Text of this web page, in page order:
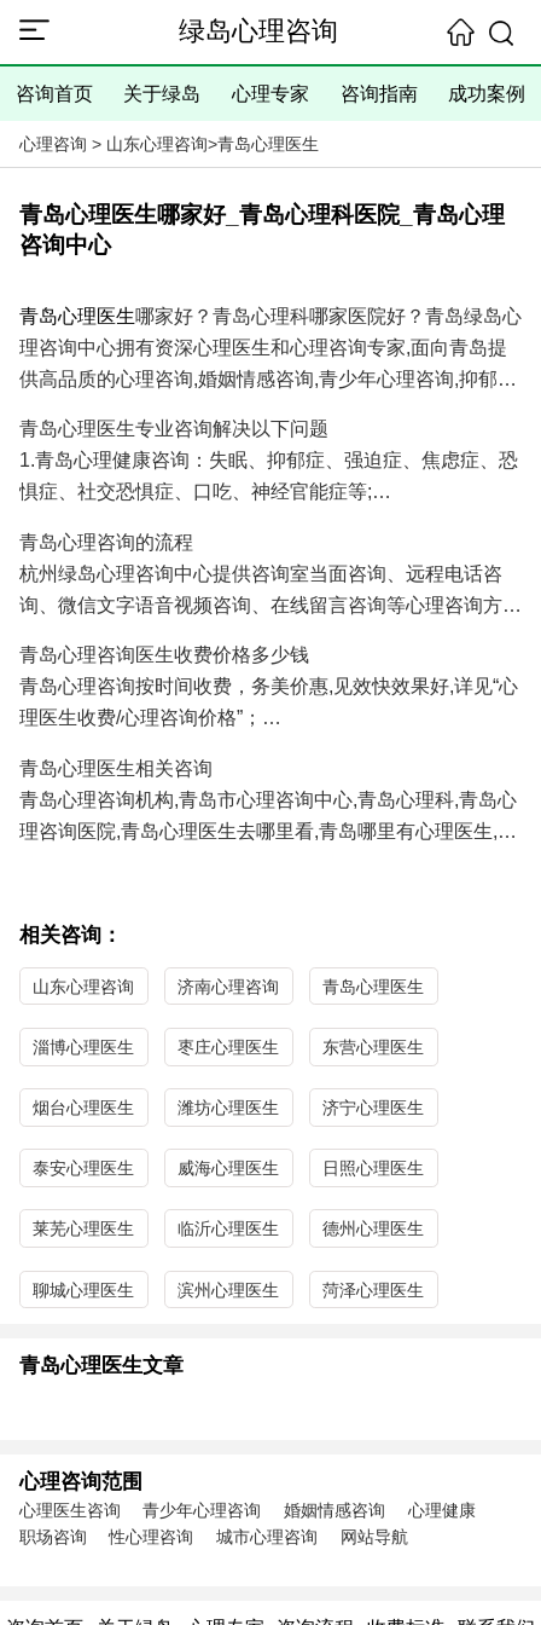
绿岛心理咨询
咨询首页 关于绿岛 心理专家 咨询指南 成功案例
心理咨询 > 山东心理咨询>青岛心理医生
青岛心理医生哪家好_青岛心理科医院_青岛心理
咨询中心
青岛心理医生哪家好？青岛心理科哪家医院好？青岛绿岛心
理咨询中心拥有资深心理医生和心理咨询专家,面向青岛提
供高品质的心理咨询,婚姻情感咨询,青少年心理咨询,抑郁焦
大量成功案例,是您寻找青岛心理医生专家和青岛心理咨询
医院/心理咨询机构的理想选择！
青岛心理医生专业咨询解决以下问题
1.青岛心理健康咨询：失眠、抑郁症、强迫症、焦虑症、恐
惧症、社交恐惧症、口吃、神经官能症等;
人、挽救婚姻、感情修复、情感咨询等;
3.青岛青少年心理咨询：孩子厌学、沉迷游戏、叛逆、早
恋、学习压力、考试焦虑、交往障碍、家庭教育咨询等;
4.青岛职场心理咨询：人际关系、职场压力、职业规划、情
绪调节、心理辅导等；
5.青岛性心理咨询：青春期性教育、性心理障碍、以及心理
青岛心理咨询的流程
杭州绿岛心理咨询中心提供咨询室当面咨询、远程电话咨
询、微信文字语音视频咨询、在线留言咨询等心理咨询方
便地得到心理医生专家专业有效的心理咨询服务。
正式系统的心理咨询服务需要提前预约,详见"心理医生预约/
心理咨询流程"；
青岛心理咨询医生收费价格多少钱
青岛心理咨询按时间收费，务美价惠,见效快效果好,详见“心
理医生收费/心理咨询价格”；
86433196 13306538268
青岛心理医生相关咨询
青岛心理咨询机构,青岛市心理咨询中心,青岛心理科,青岛心
理咨询医院,青岛心理医生去哪里看,青岛哪里有心理医生,青
相关咨询：
山东心理咨询 济南心理咨询 青岛心理医生
淄博心理医生 枣庄心理医生 东营心理医生
烟台心理医生 潍坊心理医生 济宁心理医生
泰安心理医生 威海心理医生 日照心理医生
莱芜心理医生 临沂心理医生 德州心理医生
聊城心理医生 滨州心理医生 菏泽心理医生
青岛心理医生文章
心理咨询范围
心理医生咨询 青少年心理咨询 婚姻情感咨询
心理健康
职场咨询
性心理咨询 城市心理咨询 网站导航